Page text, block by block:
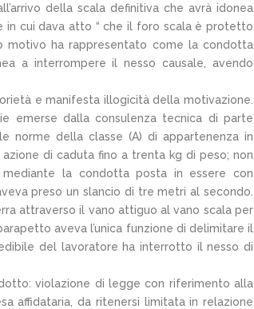
della scala definitiva che avrà idonea
in cui dava atto “ che il foro scala è protetto
motivo ha rappresentato come la condotta
a interrompere il nesso causale, avendo
e manifesta illogicità della motivazione.
emerse dalla consulenza tecnica di parte
norme della classe (A) di appartenenza in
di caduta fino a trenta kg di peso; non
la condotta posta in essere con
preso un slancio di tre metri al secondo.
attraverso il vano attiguo al vano scala per
aveva l’unica funzione di delimitare il
del lavoratore ha interrotto il nesso di
violazione di legge con riferimento alla
affidataria, da ritenersi limitata in relazione